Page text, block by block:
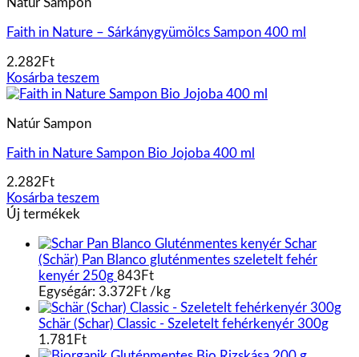
Natúr Sampon
Faith in Nature – Sárkánygyümölcs Sampon 400 ml
2.282 Ft
Kosárba teszem
Natúr Sampon
Faith in Nature Sampon Bio Jojoba 400 ml
2.282 Ft
Kosárba teszem
Új termékek
Schar
(Schär) Pan Blanco gluténmentes szeletelt fehér
kenyér 250g 843 Ft
Egységár: 3.372 Ft /kg
Schär (Schar) Classic - Szeletelt fehérkenyér 300g
1.781 Ft